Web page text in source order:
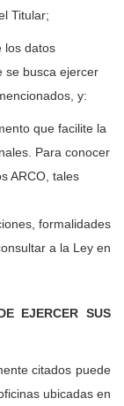
Titular;
los datos
se busca ejercer
y:
que facilite la
Para conocer
ARCO, tales
formalidades
a la Ley en
EJERCER SUS
citados puede
ubicadas en